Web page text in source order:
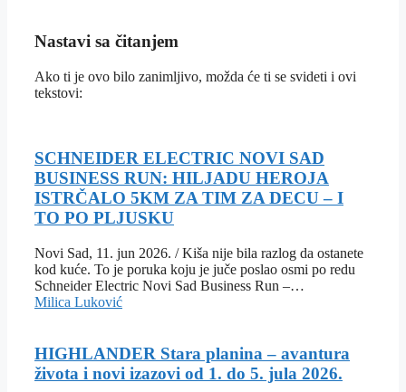
Nastavi sa čitanjem
Ako ti je ovo bilo zanimljivo, možda će ti se svideti i ovi
tekstovi:
SCHNEIDER ELECTRIC NOVI SAD
BUSINESS RUN: HILJADU HEROJA
ISTRČALO 5KM ZA TIM ZA DECU – I
TO PO PLJUSKU
Novi Sad, 11. jun 2026. / Kiša nije bila razlog da ostanete
kod kuće. To je poruka koju je juče poslao osmi po redu
Schneider Electric Novi Sad Business Run –…
Milica Luković
HIGHLANDER Stara planina – avantura
života i novi izazovi od 1. do 5. jula 2026.